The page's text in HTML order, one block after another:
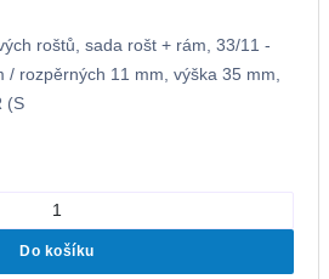
roštů, sada rošt + rám, 33/11 -
/ rozpěrných 11 mm, výška 35 mm,
(S
Do košíku